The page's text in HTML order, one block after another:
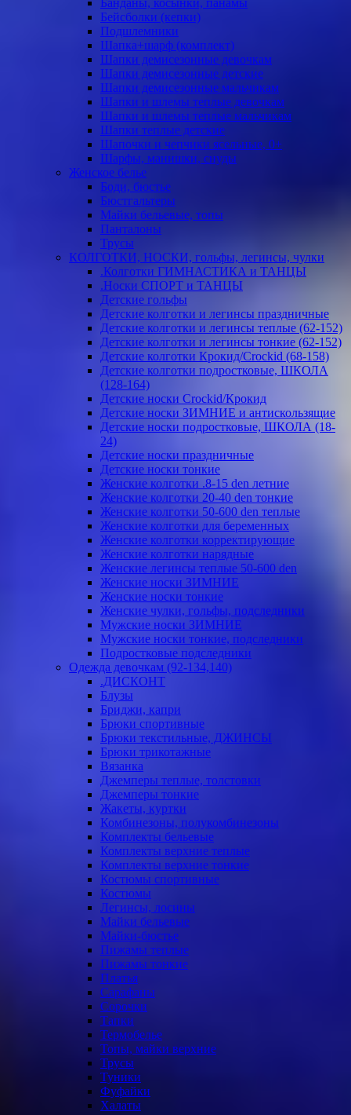
Банданы, косынки, панамы
Бейсболки (кепки)
Подшлемники
Шапка+шарф (комплект)
Шапки демисезонные девочкам
Шапки демисезонные детские
Шапки демисезонные мальчикам
Шапки и шлемы теплые девочкам
Шапки и шлемы теплые мальчикам
Шапки теплые детские
Шапочки и чепчики ясельные, 0+
Шарфы, манишки, снуды
Женское белье
Боди, бюстье
Бюстгальтеры
Майки бельевые, топы
Панталоны
Трусы
КОЛГОТКИ, НОСКИ, гольфы, легинсы, чулки
.Колготки ГИМНАСТИКА и ТАНЦЫ
.Носки СПОРТ и ТАНЦЫ
Детские гольфы
Детские колготки и легинсы праздничные
Детские колготки и легинсы теплые (62-152)
Детские колготки и легинсы тонкие (62-152)
Детские колготки Крокид/Crockid (68-158)
Детские колготки подростковые, ШКОЛА
(128-164)
Детские носки Crockid/Крокид
Детские носки ЗИМНИЕ и антискользящие
Детские носки подростковые, ШКОЛА (18-
24)
Детские носки праздничные
Детские носки тонкие
Женские колготки .8-15 den летние
Женские колготки 20-40 den тонкие
Женские колготки 50-600 den теплые
Женские колготки для беременных
Женские колготки корректирующие
Женские колготки нарядные
Женские легинсы теплые 50-600 den
Женские носки ЗИМНИЕ
Женские носки тонкие
Женские чулки, гольфы, подследники
Мужские носки ЗИМНИЕ
Мужские носки тонкие, подследники
Подростковые подследники
Одежда девочкам (92-134,140)
.ДИСКОНТ
Блузы
Бриджи, капри
Брюки спортивные
Брюки текстильные, ДЖИНСЫ
Брюки трикотажные
Вязанка
Джемперы теплые, толстовки
Джемперы тонкие
Жакеты, куртки
Комбинезоны, полукомбинезоны
Комплекты бельевые
Комплекты верхние теплые
Комплекты верхние тонкие
Костюмы спортивные
Костюмы
Легинсы, лосины
Майки бельевые
Майки-бюстье
Пижамы теплые
Пижамы тонкие
Платья
Сарафаны
Сорочки
Тапки
Термобелье
Топы, майки верхние
Трусы
Туники
Фуфайки
Халаты